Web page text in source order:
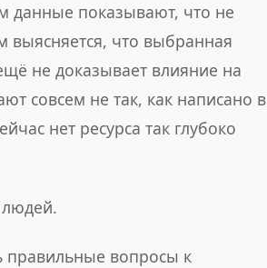
данные показывают, что не
выясняется, что выбранная
не доказывает влияние на
совсем не так, как написано в
нет ресурса так глубоко
правильные вопросы к